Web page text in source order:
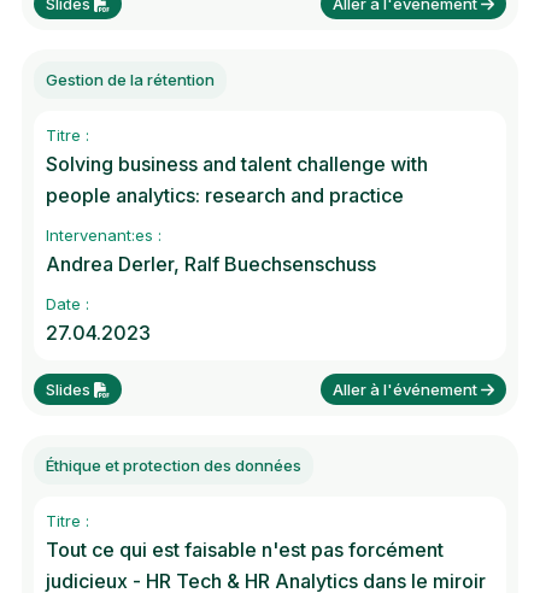
Slides Aller à l'événement
Gestion de la rétention
Titre :
Solving business and talent challenge with
people analytics: research and practice
Intervenant:es :
Andrea Derler, Ralf Buechsenschuss
Date :
27.04.2023
Slides Aller à l'événement
Éthique et protection des données
Titre :
Tout ce qui est faisable n'est pas forcément
judicieux - HR Tech & HR Analytics dans le miroir